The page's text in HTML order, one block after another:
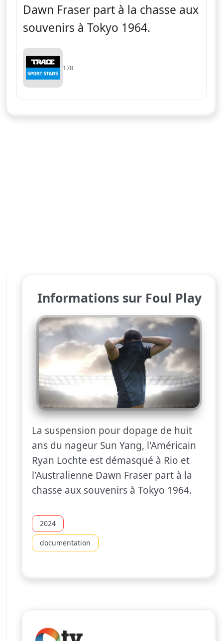
Dawn Fraser part à la chasse aux
souvenirs à Tokyo 1964.
178
Informations sur Foul Play
La suspension pour dopage de huit
ans du nageur Sun Yang, l'Américain
Ryan Lochte est démasqué à Rio et
l'Australienne Dawn Fraser part à la
chasse aux souvenirs à Tokyo 1964.
2024
documentation